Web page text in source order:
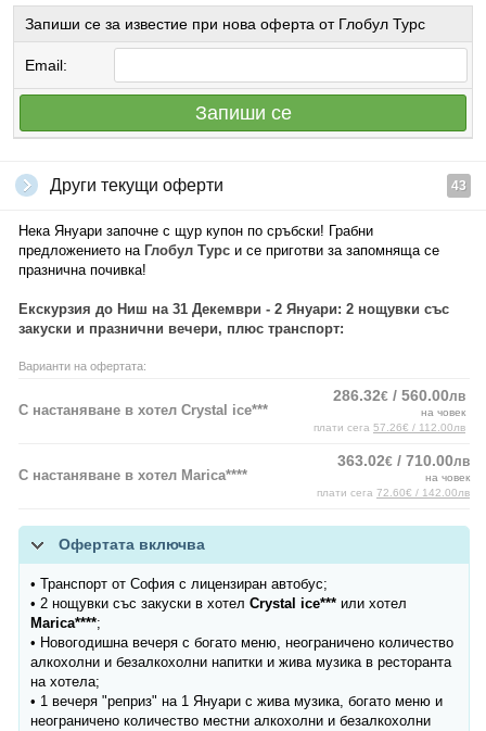
Запиши се за известие при нова оферта от Глобул Турс
Email:
Запиши се
Други текущи оферти 43
Нека Януари започне с щур купон по сръбски! Грабни
предложението на Глобул Турс и се приготви за запомняща се
празнична почивка!
Екскурзия до Ниш на 31 Декември - 2 Януари: 2 нощувки със
закуски и празнични вечери, плюс транспорт:
Варианти на офертата:
С настаняване в хотел Crystal ice***
286.32€ / 560.00лв
на човек
плати сега 57.26€ / 112.00лв
С настаняване в хотел Marica****
363.02€ / 710.00лв
на човек
плати сега 72.60€ / 142.00лв
Офертата включва
• Транспорт от София с лицензиран автобус;
• 2 нощувки със закуски в хотел Crystal ice*** или хотел
Marica****;
• Новогодишна вечеря с богато меню, неограничено количество
алкохолни и безалкохолни напитки и жива музика в ресторанта
на хотела;
• 1 вечеря "реприз" на 1 Януари с жива музика, богато меню и
неограничено количество местни алкохолни и безалкохолни